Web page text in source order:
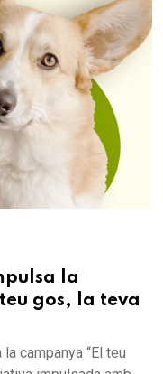
la
gos, la teva
campanya “El teu